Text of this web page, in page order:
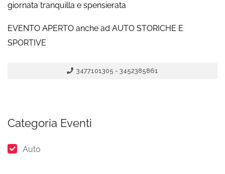
giornata tranquilla e spensierata
EVENTO APERTO anche ad AUTO STORICHE E
SPORTIVE
3477101305 - 3452385861
Categoria Eventi
Auto